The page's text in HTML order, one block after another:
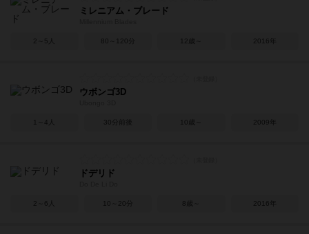
ミレニアム・ブレード
2～5人 80～120分 12歳～ 2016年
ウボンゴ3D
1～4人 30分前後 10歳～ 2009年
ドデリド
2～6人 10～20分 8歳～ 2016年